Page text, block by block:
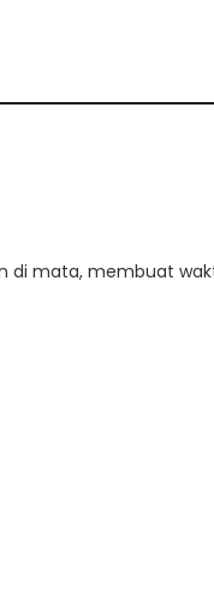
di mata, membuat